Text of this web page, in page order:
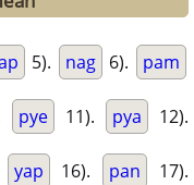
5). nag 6). pam
pye 11). pya 12).
yap 16). pan 17).